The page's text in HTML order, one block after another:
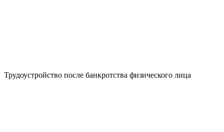
Трудоустройство после банкротства физического лица